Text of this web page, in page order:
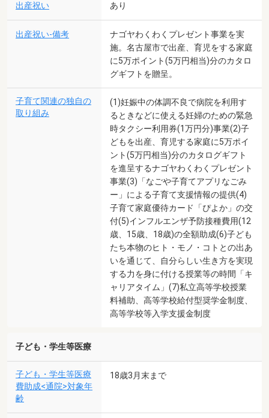
出産祝い あり
出産祝い-備考
ナゴヤわくわくプレゼント事業を実
施。名古屋市で出産、育児をする家庭
に5万ポイント(5万円相当)分のカタロ
グギフトを贈呈。
子育て関連の独自の
取り組み
(1)妊娠中の体調不良で病院を利用す
るときなどに使える妊婦のための緊急
時タクシー利用券(1万円分)事業(2)子
どもを出産、育児する家庭に5万ポイ
ント(5万円相当)分のカタログギフト
を進呈するナゴヤわくわくプレゼント
事業(3)「なごや子育てアプリなごみ
ー」による子育て支援情報の提供(4)
子育て家庭優待カード「ぴよか」の交
付(5)インフルエンザ予防接種費用(12
歳、15歳、18歳)の全額助成(6)子ども
たち本物のヒト・モノ・コトとの出あ
いを通じて、自分らしい生き方を実現
する力を身に付ける授業等の時間「キ
ャリアタイム」(7)私立高等学校授業
料補助、高等学校給付型奨学金制度、
高等学校等入学支援金制度
子ども・学生等医療
子ども・学生等医療
費助成<通院>対象年
齢
18歳3月末まで